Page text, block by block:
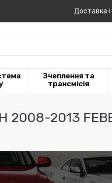
Доставка
Зчеплення та
трансмісія
2013